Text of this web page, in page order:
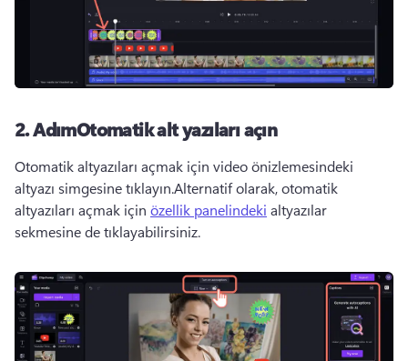
2. AdımOtomatik alt yazıları açın
Otomatik altyazıları açmak için video önizlemesindeki
altyazı simgesine tıklayın.Alternatif olarak, otomatik
altyazıları açmak için özellik panelindeki altyazılar
sekmesine de tıklayabilirsiniz.